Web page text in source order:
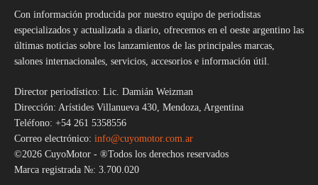
Con información producida por nuestro equipo de periodistas
especializados y actualizada a diario, ofrecemos en el oeste argentino las
últimas noticias sobre los lanzamientos de las principales marcas,
salones internacionales, servicios, accesorios e información útil.
Director periodístico: Lic. Damián Weizman
Dirección: Arístides Villanueva 430, Mendoza, Argentina
Teléfono: +54 261 5358556
Correo electrónico: info@cuyomotor.com.ar
©2026 CuyoMotor - ®Todos los derechos reservados
Marca registrada №: 3.700.020